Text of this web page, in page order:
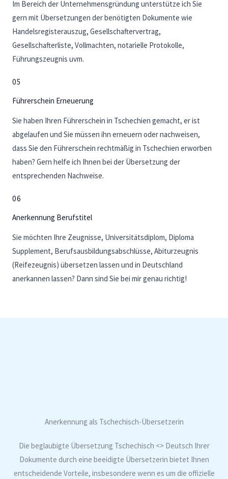
Im Bereich der Unternehmensgründung unterstütze ich Sie
gern mit Übersetzungen der benötigten Dokumente wie
Handelsregisterauszug, Gesellschaftervertrag,
Gesellschafterliste, Vollmachten, notarielle Protokolle,
Führungszeugnis uvm.
05
Führerschein Erneuerung
Sie haben Ihren Führerschein in Tschechien gemacht, er ist
abgelaufen und Sie müssen ihn erneuern oder nachweisen,
dass Sie den Führerschein rechtmäßig in Tschechien erworben
haben? Gern helfe ich Ihnen bei der Übersetzung der
entsprechenden Nachweise.
06
Anerkennung Berufstitel
Sie möchten Ihre Zeugnisse, Universitätsdiplom, Diploma
Supplement, Berufsausbildungsabschlüsse, Abiturzeugnis
(Reifezeugnis) übersetzen lassen und in Deutschland
anerkannen lassen? Dann sind Sie bei mir genau richtig!
Anerkennung als Tschechisch-Übersetzerin
Die beglaubigte Übersetzung Tschechisch <> Deutsch Ihrer
Dokumente durch eine beeidigte Übersetzerin bietet Ihnen
entscheidende Vorteile, insbesondere wenn es um die offizielle